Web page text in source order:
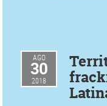
AGO
30
2018